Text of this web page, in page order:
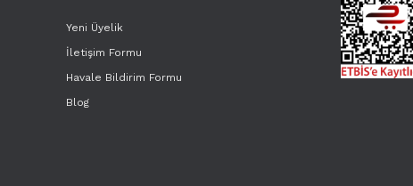
Yeni Üyelik
İletişim Formu
Havale Bildirim Formu
Blog